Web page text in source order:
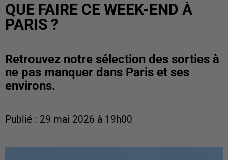
QUE FAIRE CE WEEK-END À
PARIS ?
Retrouvez notre sélection des sorties à
ne pas manquer dans Paris et ses
environs.
Publié : 29 mai 2026 à 19h00